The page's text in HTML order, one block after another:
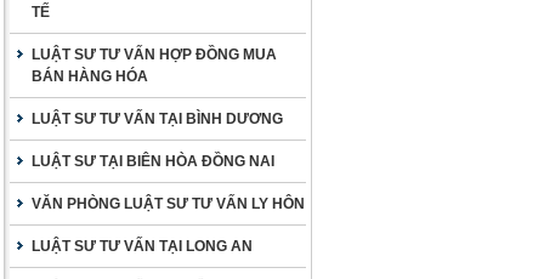
TẾ
LUẬT SƯ TƯ VẤN HỢP ĐỒNG MUA
BÁN HÀNG HÓA
LUẬT SƯ TƯ VẤN TẠI BÌNH DƯƠNG
LUẬT SƯ TẠI BIÊN HÒA ĐỒNG NAI
VĂN PHÒNG LUẬT SƯ TƯ VẤN LY HÔN
LUẬT SƯ TƯ VẤN TẠI LONG AN